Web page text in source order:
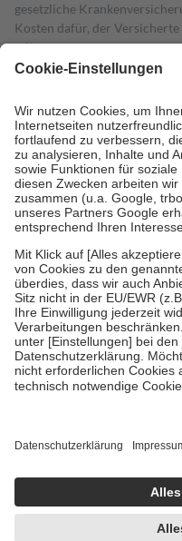
gesetzliche
Kosten dafür, der
mit.
Grundsätzlich leisten
höchstens zehn Euro.
Es
Kosten der Leistung zu
Diese Regeln gelten
Bei Heilmitteln und
Zuzahlung zehn Prozent der
Verordnung.
Um das Engagement der
stärken und die besondere
fallenkeine Zuzahlungenan
• Kindern und Jugendlichen
mit Ausnahme der Fahrkosten
• Untersuchungen zur
GKV getragen werden
• empfohlenen
• Harn- und Blutteststreifen
getroffen, um sicherzustellen,
https://help.etrusted.com/
Einige Bilder und Inhalte